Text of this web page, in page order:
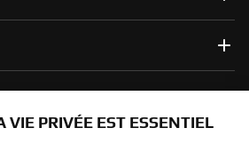
VIE PRIVÉE EST ESSENTIEL